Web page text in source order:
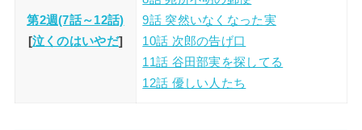
第2週(7話～12話)
[泣くのはいやだ]
9話 突然いなくなった実
10話 次郎の告げ口
11話 谷田部実を探してる
12話 優しい人たち